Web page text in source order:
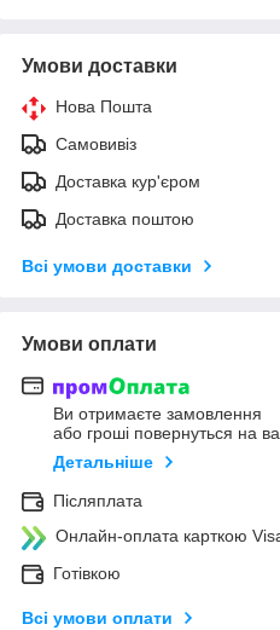
Умови доставки
Нова Пошта
Самовивіз
Доставка кур'єром
Доставка поштою
Всі умови доставки
Умови оплати
Ви отримаєте замовлення
або гроші повернуться на
Детальніше
Післяплата
Онлайн-оплата карткою
Готівкою
Всі умови оплати